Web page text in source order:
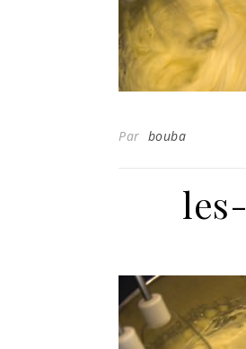
Par bouba